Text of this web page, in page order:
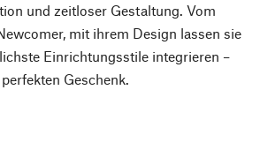
und zeitloser Gestaltung. Vom
mit ihrem Design lassen sie
Einrichtungsstile integrieren –
Geschenk.